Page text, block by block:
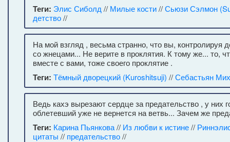
Теги: Элис Сиболд // Милые кости//Сьюзи Сэлмон
детство//
На мой взгляд , весьма странно, что вы, контролируя
со жнецами... Не верите в проклятия. К тому же... то,
вместе с вами, тоже своего проклятие .
Теги: Тёмный дворецкий (Kuroshitsuji) //Себастьян
Ведь кахэ вырезают сердце за предательство , у них
облетевший уже не вернется на ветвь... Зачем же
Теги: Карина Пьянкова// Из любви к истине//
цитаты // предательство//